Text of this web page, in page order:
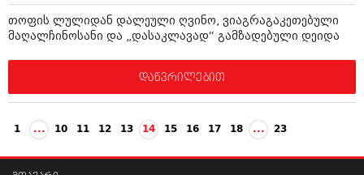
თოფის ლულიდან დალეული ღვინო, ვიაგრაგაკეთებული
მაღალჩინოსანი და „დასაკლავად“ გამზადებული დეიდა
დაწვრილებით
1 ... 10 11 12 13 14 15 16 17 18 ... 23